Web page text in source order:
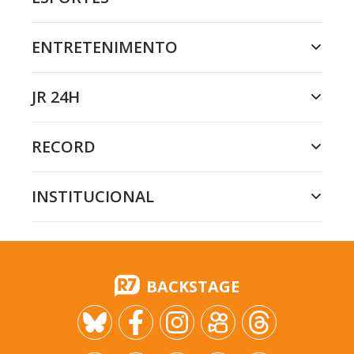
ENTRETENIMENTO
JR 24H
RECORD
INSTITUCIONAL
BACKSTAGE